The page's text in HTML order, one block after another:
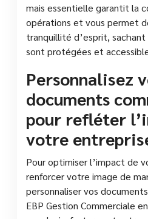
mais essentielle garantit la
opérations et vous permet
tranquillité d’esprit,
sont protégées et
Personnalisez
documents
pour refléter
votre
Pour optimiser l’impact de
renforcer votre image de
personnaliser vos
EBP Gestion Commerciale